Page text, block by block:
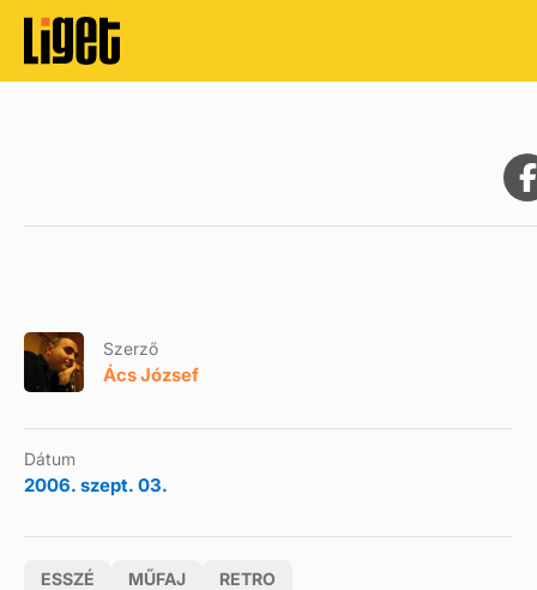
Szerző
Ács József
Dátum
2006. szept. 03.
ESSZÉ MŰFAJ RETRO